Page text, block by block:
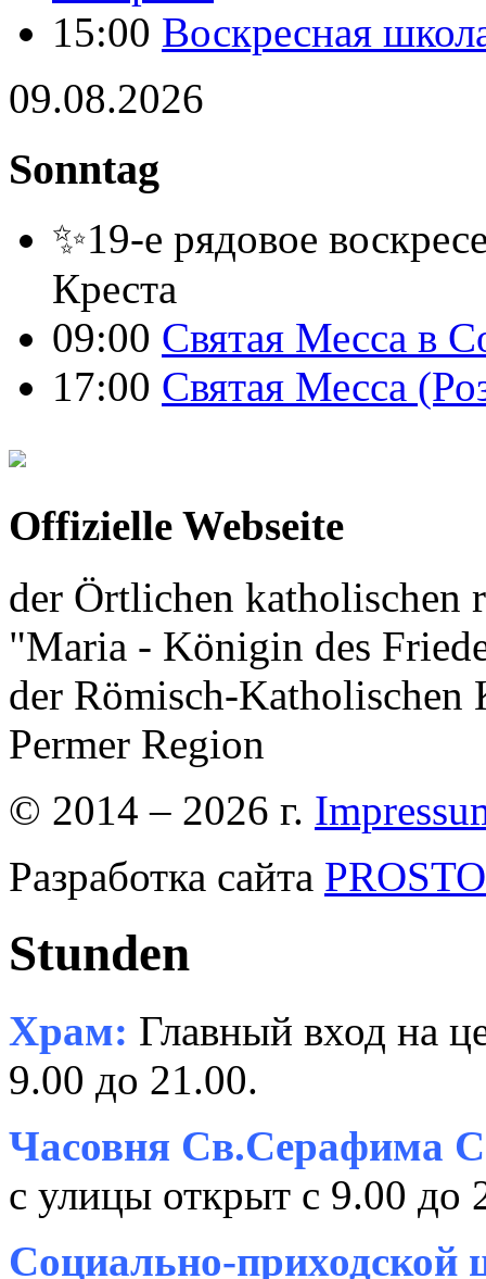
15:00 Воскресная
09.08.2026
Sonntag
✨19-е рядовое
Креста
09:00 Святая Месса в
17:00 Святая Месса
Offizielle Webseite
der Örtlichen katholischen
"Maria - Königin des
der Römisch-Katholischen
Permer Region
© 2014 – 2026 г.
Разработка сайта
Stunden
Храм: Главный вход на
9.00 до 21.00.
Часовня Св.Серафима
с улицы открыт с 9.00 до
Социально-приходской